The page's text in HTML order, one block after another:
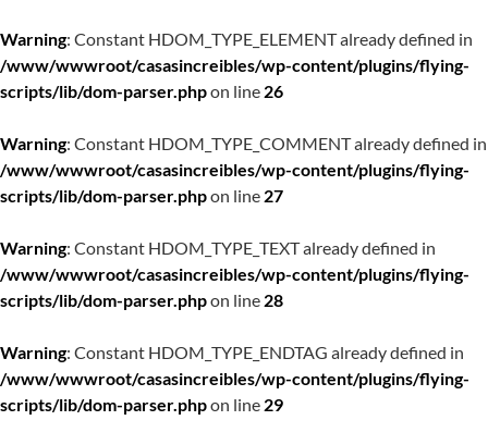
Warning: Constant HDOM_TYPE_ELEMENT already defined in
/www/wwwroot/casasincreibles/wp-content/plugins/flying-
scripts/lib/dom-parser.phpon line 26
Warning: Constant HDOM_TYPE_COMMENT already defined in
/www/wwwroot/casasincreibles/wp-content/plugins/flying-
scripts/lib/dom-parser.phpon line 27
Warning: Constant HDOM_TYPE_TEXT already defined in
/www/wwwroot/casasincreibles/wp-content/plugins/flying-
scripts/lib/dom-parser.phpon line 28
Warning: Constant HDOM_TYPE_ENDTAG already defined in
/www/wwwroot/casasincreibles/wp-content/plugins/flying-
scripts/lib/dom-parser.phpon line 29